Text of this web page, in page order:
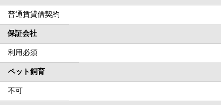
普通賃貸借契約
保証会社
利用必須
ペット飼育
不可